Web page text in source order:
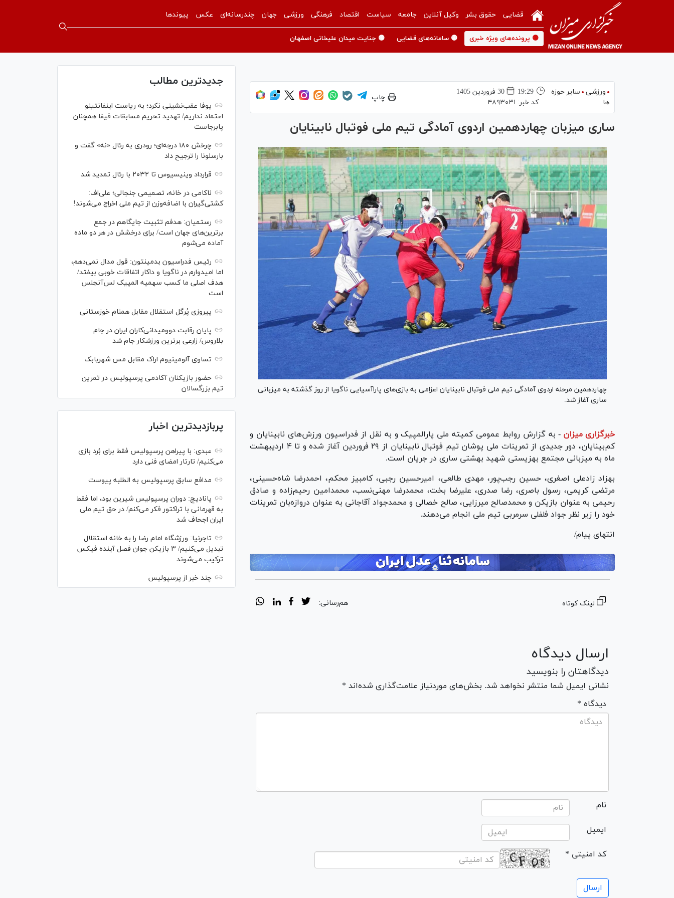
قضایی حقوق بشر وکیل آنلاین جامعه سیاست اقتصاد فرهنگی ورزشی جهان چندرسانه‌ای عکس پیوندها
🟡 پرونده‌های ویژه خبری 🟡 سامانه‌های قضایی 🟡 جنایت میدان علیخانی اصفهان
ورزشی
سایر حوزه
ها
19:29
30 فروردين 1405
کد خبر: ۴۸۹۳۰۳۱
چاپ
ساری میزبان چهاردهمین اردوی آمادگی تیم ملی فوتبال نابینایان
چهاردهمین مرحله اردوی آمادگی تیم ملی فوتبال نابینایان اعزامی به بازی‌های پاراآسیایی ناگویا از روز گذشته به میزبانی
ساری آغاز شد.
خبرگزاری میزان - به گزارش روابط عمومی کمیته ملی پارالمپیک و به نقل از فدراسیون ورزش‌های نابینایان و
کم‌بینایان، دور جدیدی از تمرینات ملی پوشان تیم فوتبال نابینایان از ۲۹ فروردین آغاز شده و تا ۴ اردیبهشت
ماه به میزبانی مجتمع بهزیستی شهید بهشتی ساری در جریان است.
بهزاد زادعلی اصغری، حسین رجب‌پور، مهدی طالعی، امیرحسین رجبی، کامبیز محکم، احمدرضا شاه‌حسینی،
مرتضی کریمی، رسول باصری، رضا صدری، علیرضا بخت، محمدرضا مهنی‌نسب، محمدامین رحیم‌زاده و صادق
رحیمی به عنوان بازیکن و محمدصالح میرزایی، صالح خصالی و محمدجواد آقاجانی به عنوان دروازه‌بان تمرینات
خود را زیر نظر جواد فلفلی سرمربی تیم ملی انجام می‌دهند.
انتهای پیام/
لینک کوتاه هم‌رسانی:
ارسال دیدگاه
دیدگاهتان را بنویسید
نشانی ایمیل شما منتشر نخواهد شد. بخش‌های موردنیاز علامت‌گذاری شده‌اند *
* دیدگاه
نام
ایمیل
* کد امنیتی
جدیدترین مطالب
یوفا عقب‌نشینی نکرد؛ به ریاست اینفانتینو
اعتماد نداریم/ تهدید تحریم مسابقات فیفا همچنان
پابرجاست
چرخش ۱۸۰ درجه‌ای؛ رودری به رئال «نه» گفت و
بارسلونا را ترجیح داد
قرارداد وینیسیوس تا ۲۰۳۲ با رئال‌ تمدید شد
ناکامی در خانه، تصمیمی جنجالی؛ علی‌اف:
کشتی‌گیران با اضافه‌وزن از تیم ملی اخراج می‌شوند!
رستمیان: هدفم تثبیت جایگاهم در جمع
برترین‌های جهان است/ برای درخشش در هر دو ماده
آماده می‌شوم
رئیس فدراسیون بدمینتون: قول مدال نمی‌دهم،
اما امیدوارم در ناگویا و داکار اتفاقات خوبی بیفتد/
هدف اصلی ما کسب سهمیه المپیک لس‌آنجلس
است
پیروزی پُرگل استقلال مقابل همنام خوزستانی
پایان رقابت دوومیدانی‌کاران ایران در جام
بلاروس/ زارعی برترین ورزشکار جام شد
تساوی آلومینیوم اراک مقابل مس شهربابک
حضور بازیکنان آکادمی پرسپولیس در تمرین
تیم بزرگسالان
پربازدیدترین اخبار
عبدی: با پیراهن پرسپولیس فقط برای بُرد بازی
می‌کنیم/ تارتار امضای فنی دارد
مدافع سابق پرسپولیس به الطلبه پیوست
پانادیچ: دوران پرسپولیس شیرین بود، اما فقط
به قهرمانی با تراکتور فکر می‌کنم/ در حق تیم ملی
ایران اجحاف شد
تاجرنیا: ورزشگاه امام رضا را به خانه استقلال
تبدیل می‌کنیم/ ۳ بازیکن جوان فصل آینده فیکس
ترکیب می‌شوند
چند خبر از پرسپولیس